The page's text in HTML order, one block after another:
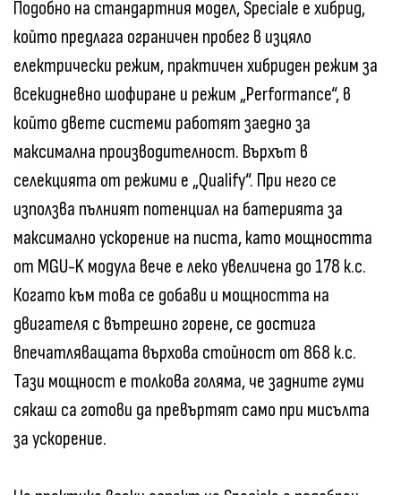
Подобно на стандартния модел, Speciale е хибрид,
който предлага ограничен пробег в изцяло
електрически режим, практичен хибриден режим за
всекидневно шофиране и режим „Performance“, в
който двете системи работят заедно за
максимална производителност. Върхът в
селекцията от режими е „Qualify“. При него се
използва пълният потенциал на батерията за
максимално ускорение на писта, като мощността
от MGU-K модула вече е леко увеличена до 178 к.с.
Когато към това се добави и мощността на
двигателя с вътрешно горене, се достига
впечатляващата върхова стойност от 868 к.с.
Тази мощност е толкова голяма, че задните гуми
сякаш са готови да превъртят само при мисълта
за ускорение.